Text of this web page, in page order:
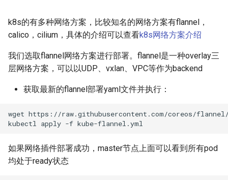
k8s的有多种网络方案，比较知名的网络方案有flannel，
calico，cilium，具体的介绍可以查看k8s网络方案介绍
我们选取flannel网络方案进行部署。flannel是一种overlay三
层网络方案，可以以UDP、vxlan、VPC等作为backend
获取最新的flannel部署yaml文件并执行：
wget https://raw.githubusercontent.com/coreos/
如果网络插件部署成功，master节点上面可以看到所有pod
均处于ready状态